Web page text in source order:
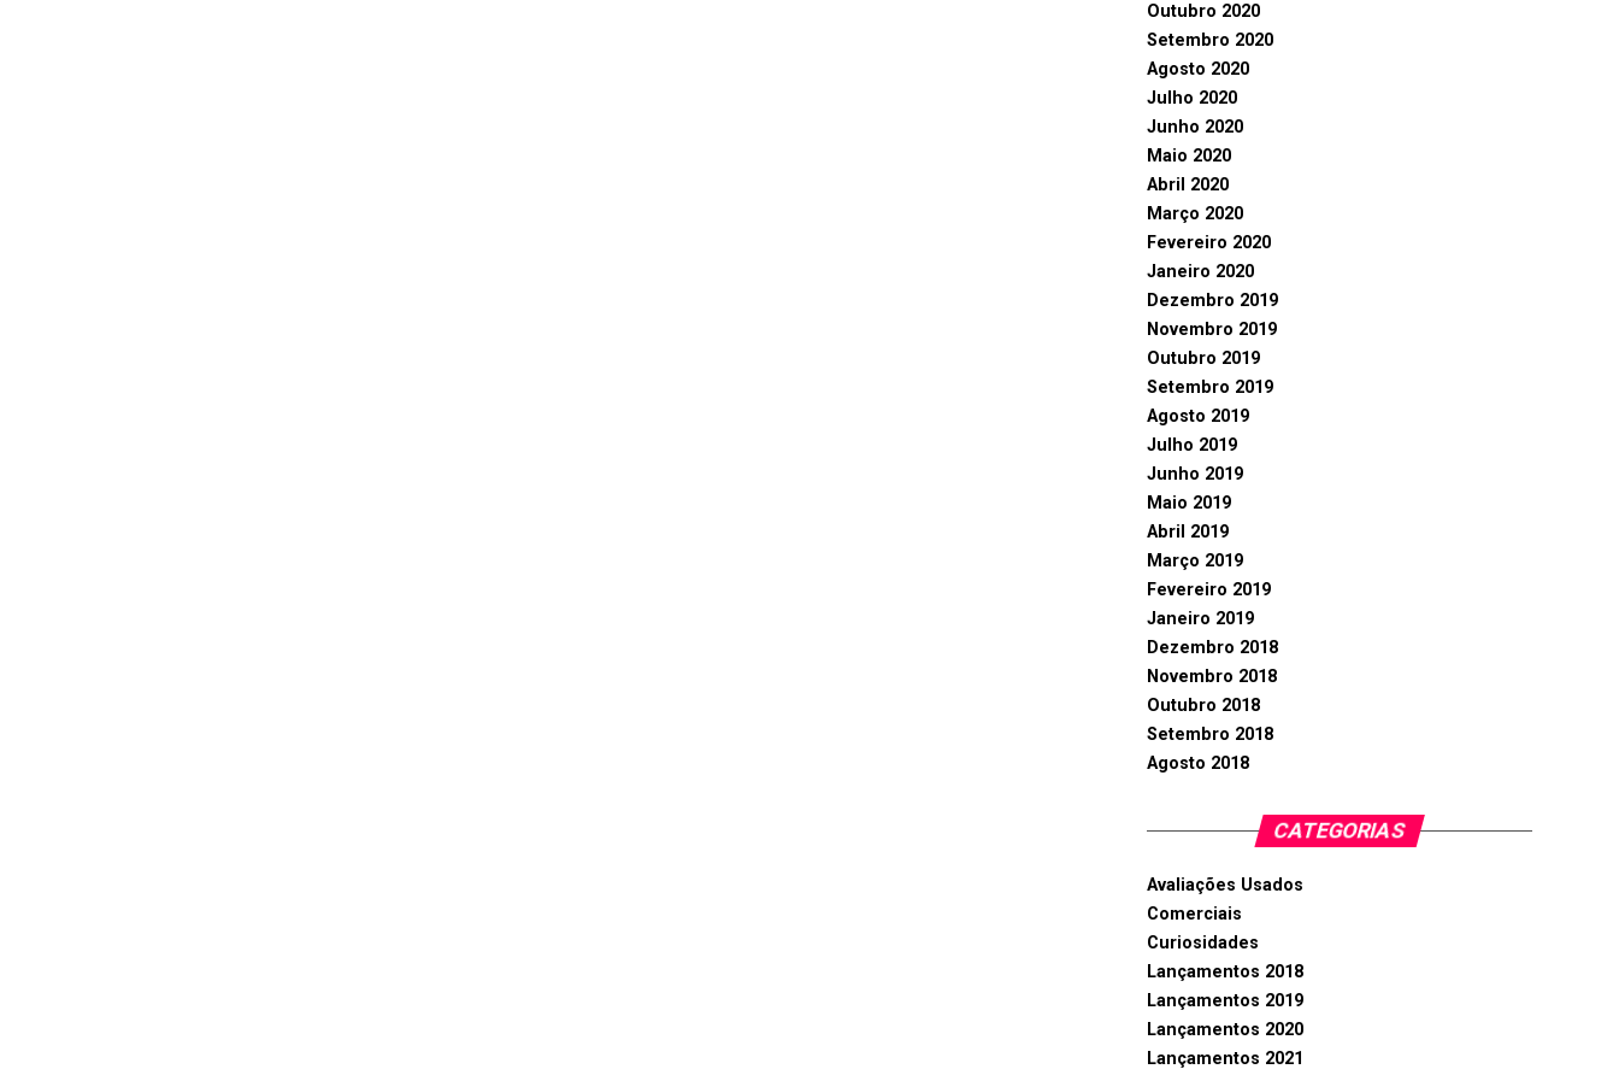
Outubro 2020
Setembro 2020
Agosto 2020
Julho 2020
Junho 2020
Maio 2020
Abril 2020
Março 2020
Fevereiro 2020
Janeiro 2020
Dezembro 2019
Novembro 2019
Outubro 2019
Setembro 2019
Agosto 2019
Julho 2019
Junho 2019
Maio 2019
Abril 2019
Março 2019
Fevereiro 2019
Janeiro 2019
Dezembro 2018
Novembro 2018
Outubro 2018
Setembro 2018
Agosto 2018
CATEGORIAS
Avaliações Usados
Comerciais
Curiosidades
Lançamentos 2018
Lançamentos 2019
Lançamentos 2020
Lançamentos 2021